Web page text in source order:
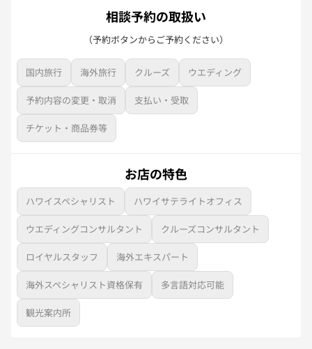
相談予約の取扱い
（予約ボタンからご予約ください）
国内旅行 海外旅行 クルーズ ウエディング
予約内容の変更・取消 支払い・受取
チケット・商品券等
お店の特色
ハワイスペシャリスト ハワイサテライトオフィス
ウエディングコンサルタント クルーズコンサルタント
ロイヤルスタッフ 海外エキスパート
海外スペシャリスト資格保有 多言語対応可能
観光案内所